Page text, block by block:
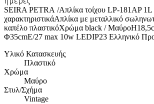
SEIRA PETRA /Απλίκα τοίχου LP-181AP
χαρακτηριστικάΑπλίκα με μεταλλικό
καπέλο πλαστικόΧρώμα black /
Φ35cmE/27 max 10w LEDIP23 Ελληνικό
Υλικό Κατασκευής
Πλαστικό
Χρώμα
Μαύρο
Στυλ/Σχήμα
Vintage